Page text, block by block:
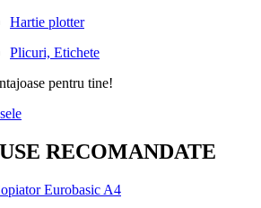
Hartie plotter
Plicuri, Etichete
pentru tine!
RECOMANDATE